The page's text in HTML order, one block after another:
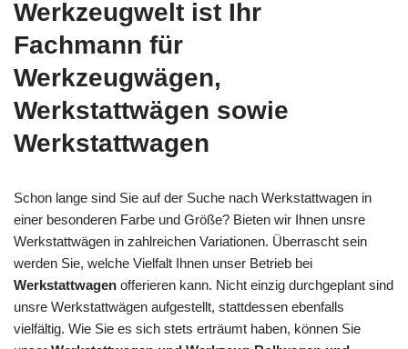
Werkzeugwelt ist Ihr
Fachmann für
Werkzeugwägen,
Werkstattwägen sowie
Werkstattwagen
Schon lange sind Sie auf der Suche nach Werkstattwagen in
einer besonderen Farbe und Größe? Bieten wir Ihnen unsre
Werkstattwägen in zahlreichen Variationen. Überrascht sein
werden Sie, welche Vielfalt Ihnen unser Betrieb bei
Werkstattwagen offerieren kann. Nicht einzig durchgeplant sind
unsre Werkstattwägen aufgestellt, stattdessen ebenfalls
vielfältig. Wie Sie es sich stets erträumt haben, können Sie